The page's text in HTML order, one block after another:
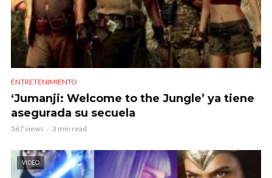
ENTRETENIMIENTO
‘Jumanji: Welcome to the Jungle’ ya tiene
asegurada su secuela
567 views 3 min read
VIDEO